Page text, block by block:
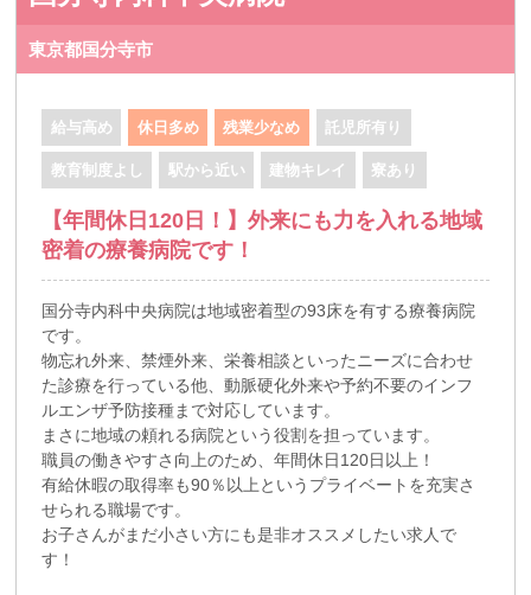
東京都国分寺市
給与高め 休日多め 残業少なめ 託児所有り
教育制度よし 駅から近い 建物キレイ 寮あり
【年間休日120日！】外来にも力を入れる地域
密着の療養病院です！
国分寺内科中央病院は地域密着型の93床を有する療養病院
です。
物忘れ外来、禁煙外来、栄養相談といったニーズに合わせ
た診療を行っている他、動脈硬化外来や予約不要のインフ
ルエンザ予防接種まで対応しています。
まさに地域の頼れる病院という役割を担っています。
職員の働きやすさ向上のため、年間休日120日以上！
有給休暇の取得率も90％以上というプライベートを充実さ
せられる職場です。
お子さんがまだ小さい方にも是非オススメしたい求人で
す！